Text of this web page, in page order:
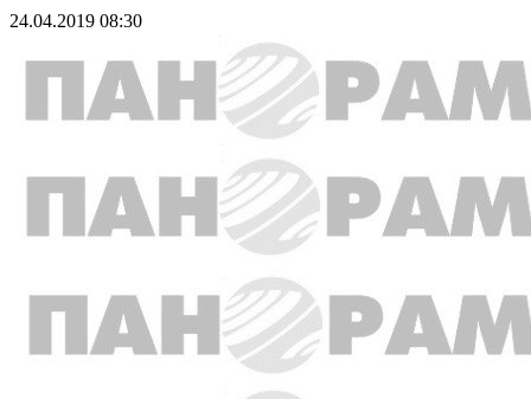
24.04.2019 08:30